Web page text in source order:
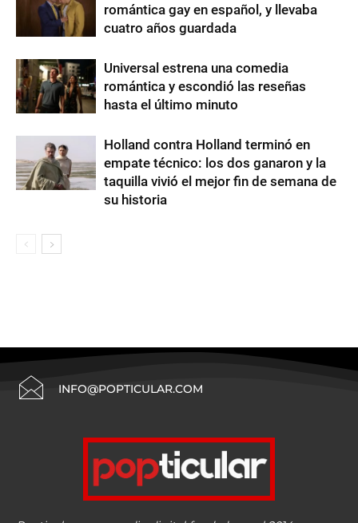
romántica gay en español, y llevaba
cuatro años guardada
Universal estrena una comedia
romántica y escondió las reseñas
hasta el último minuto
Holland contra Holland terminó en
empate técnico: los dos ganaron y la
taquilla vivió el mejor fin de semana de
su historia
INFO@POPTICULAR.COM